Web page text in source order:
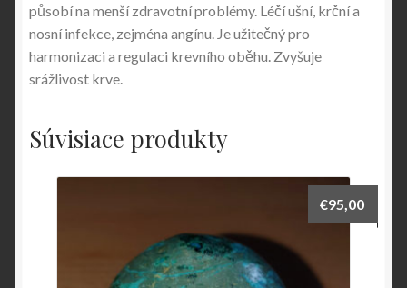
působí na menší zdravotní problémy. Léčí ušní, krční a
nosní infekce, zejména angínu. Je užitečný pro
harmonizaci a regulaci krevního oběhu. Zvyšuje
srážlivost krve.
Súvisiace produkty
€95,00